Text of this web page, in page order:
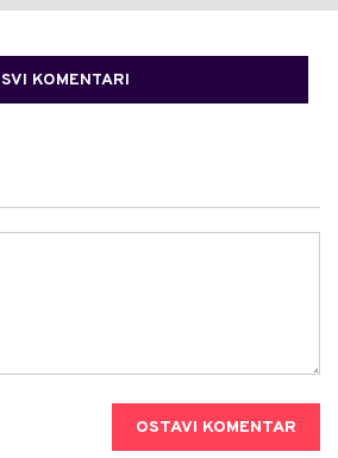
SVI KOMENTARI
OSTAVI KOMENTAR